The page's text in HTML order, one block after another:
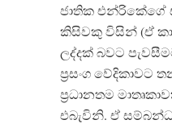
ජාතික එන්රිකේගේ
කිසිවකු විසින් (ඒ
ලද්දක් බවට
ප්‍රසංග වේදිකාවට
ප්‍රධානතම
එබැවිනි. ඒ